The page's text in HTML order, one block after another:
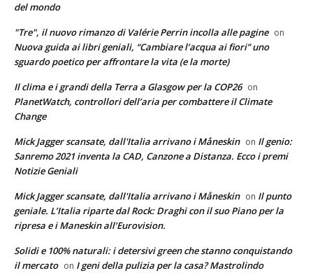
del mondo
"Tre", il nuovo rimanzo di Valérie Perrin incolla alle pagine on
Nuova guida ai libri geniali, “Cambiare l’acqua ai fiori” uno
sguardo poetico per affrontare la vita (e la morte)
Il clima e i grandi della Terra a Glasgow per la COP26 on
PlanetWatch, controllori dell’aria per combattere il Climate
Change
Mick Jagger scansate, dall'Italia arrivano i Måneskin on Il genio:
Sanremo 2021 inventa la CAD, Canzone a Distanza. Ecco i premi
Notizie Geniali
Mick Jagger scansate, dall'Italia arrivano i Måneskin on Il punto
geniale. L’Italia riparte dal Rock: Draghi con il suo Piano per la
ripresa e i Maneskin all’Eurovision.
Solidi e 100% naturali: i detersivi green che stanno conquistando
il mercato on I geni della pulizia per la casa? Mastrolindo